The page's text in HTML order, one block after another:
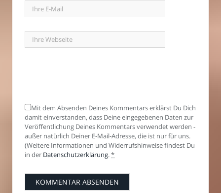
Mit dem Absenden Deines Kommentars erklärst Du Dich
damit einverstanden, dass Deine eingegebenen Daten zur
Veröffentlichung Deines Kommentars verwendet werden -
außer natürlich Deiner E-Mail-Adresse, die ist nur für uns.
(Weitere Informationen und Widerrufshinweise findest Du
in der Datenschutzerklärung.*